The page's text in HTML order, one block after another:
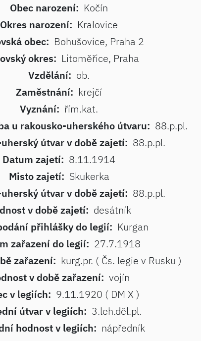
Obec narození: Kočín
Okres narození: Kralovice
obec: Bohušovice, Praha 2
okres: Litoměřice, Praha
Vzdělání: ob.
Zaměstnání: krejčí
Vyznání: řím.kat.
u rakousko-uherského útvaru: 88.p.pl.
útvar v době zajetí: 88.p.pl.
Datum zajetí: 8.11.1914
Misto zajetí: Skukerka
útvar v době zajetí: 88.p.pl.
v době zajetí: desátník
přihlášky do legií: Kurgan
zařazení do legií: 27.7.1918
zařazení: kurg.pr. ( Čs. legie v Rusku )
v době zařazení: vojín
v legiích: 9.11.1920 ( DM X )
útvar v legiích: 3.leh.děl.pl.
hodnost v legiích: nápředník